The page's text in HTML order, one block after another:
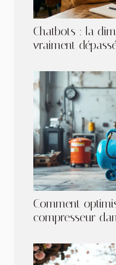
Chatbots : la
vraiment
Comment
compresseur